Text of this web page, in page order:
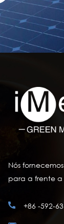
Nós
para a frente
+86 -592-